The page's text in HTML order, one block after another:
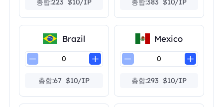
총합:223 $10/IP 총합:383 $10/IP
Brazil
총합:67 $10/IP
Mexico
총합:293 $10/IP